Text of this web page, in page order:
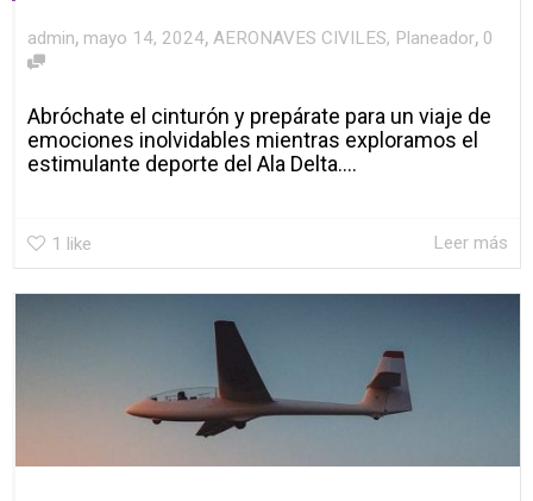
admin, mayo 14, 2024, AERONAVES CIVILES, Planeador, 0
Abróchate el cinturón y prepárate para un viaje de
emociones inolvidables mientras exploramos el
estimulante deporte del Ala Delta....
1 like Leer más